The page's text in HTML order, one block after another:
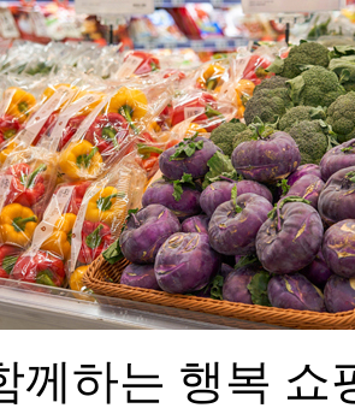
께하는 행복 쇼